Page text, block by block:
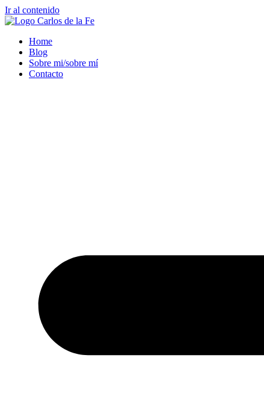
Ir al contenido
Home
Blog
Sobre mi/sobre mí
Contacto